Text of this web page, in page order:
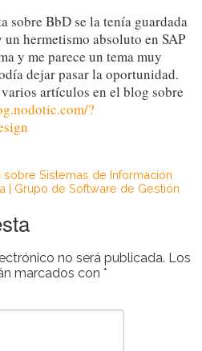
sobre BbD se la tenía guardada
un hermetismo absoluto en SAP
y me parece un tema muy
dejar pasar la oportunidad.
artículos en el blog sobre
?
sobre Sistemas de Información
| Grupo de Software de Gestión
no será publicada. Los
marcados con *